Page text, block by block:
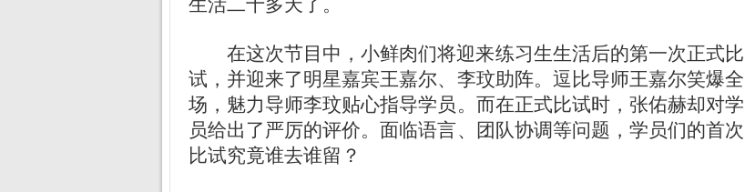
在这次节目中，小鲜肉们将迎来练习生生活后的第一次正式比
试，并迎来了明星嘉宾王嘉尔、李玟助阵。逗比导师王嘉尔笑爆全
场，魅力导师李玟贴心指导学员。而在正式比试时，张佑赫却对学
员给出了严厉的评价。面临语言、团队协调等问题，学员们的首次
比试究竟谁去谁留？